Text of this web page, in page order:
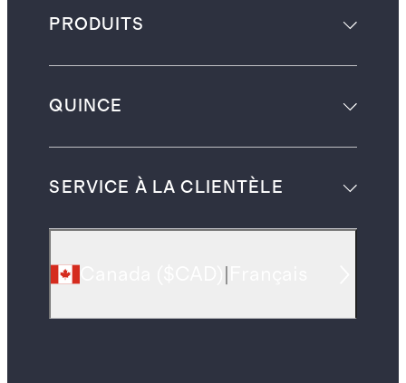
PRODUITS
QUINCE
SERVICE À LA CLIENTÈLE